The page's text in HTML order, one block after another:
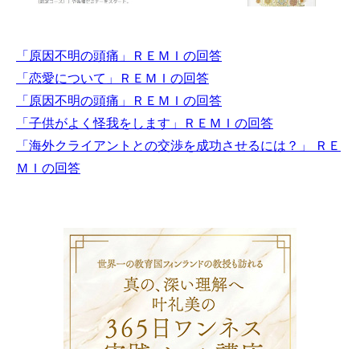
「原因不明の頭痛」ＲＥＭＩの回答
「恋愛について」ＲＥＭＩの回答
「原因不明の頭痛」ＲＥＭＩの回答
「子供がよく怪我をします」ＲＥＭＩの回答
「海外クライアントとの交渉を成功させるには？」 ＲＥ
ＭＩの回答